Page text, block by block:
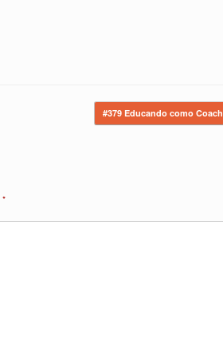
#379 Educando como Coach
*